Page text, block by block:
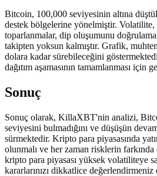
Bitcoin, 100,000 seviyesinin altına
destek bölgelerine yönelmiştir. Volatilite,
toparlanmalar, dip oluşumunu
takipten yoksun kalmıştır. Grafik,
dolara kadar sürebileceğini
dağıtım aşamasının tamamlanması için
Sonuç
Sonuç olarak, KillaXBT'nin analizi,
seviyesini bulmadığını ve düşüşün
sürmektedir. Kripto para piyasasında
olunmalı ve her zaman risklerin farkında
kripto para piyasası yüksek volatiliteye
kararlarınızı dikkatlice